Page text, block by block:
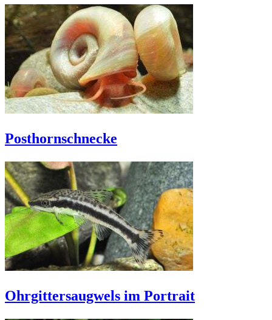
Posthornschnecke
Ohrgittersaugwels im Portrait